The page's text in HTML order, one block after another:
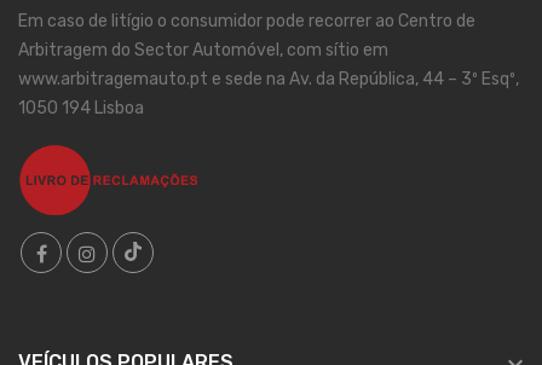
Em caso de litígio o consumidor pode recorrer ao Centro de
Arbitragem do Sector Automóvel, com sítio em
www.arbitragemauto.pt e sede na Av. da República, 44 – 3º Esqº,
1050 194 Lisboa